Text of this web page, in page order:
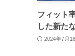
フィット
した新た
2024年7月